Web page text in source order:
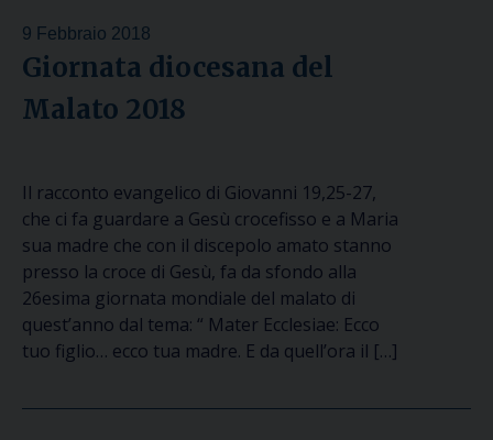
9 Febbraio 2018
Giornata diocesana del
Malato 2018
Il racconto evangelico di Giovanni 19,25-27,
che ci fa guardare a Gesù crocefisso e a Maria
sua madre che con il discepolo amato stanno
presso la croce di Gesù, fa da sfondo alla
26esima giornata mondiale del malato di
quest’anno dal tema: “ Mater Ecclesiae: Ecco
tuo figlio… ecco tua madre. E da quell’ora il […]